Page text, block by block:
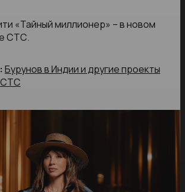
«Тайный миллионер» – в новом
СТС.
Бурунов в Индии и другие проекты
СТС